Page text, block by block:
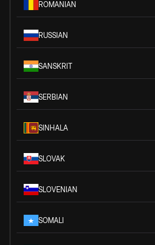
ROMANIAN
RUSSIAN
SANSKRIT
SERBIAN
SINHALA
SLOVAK
SLOVENIAN
SOMALI